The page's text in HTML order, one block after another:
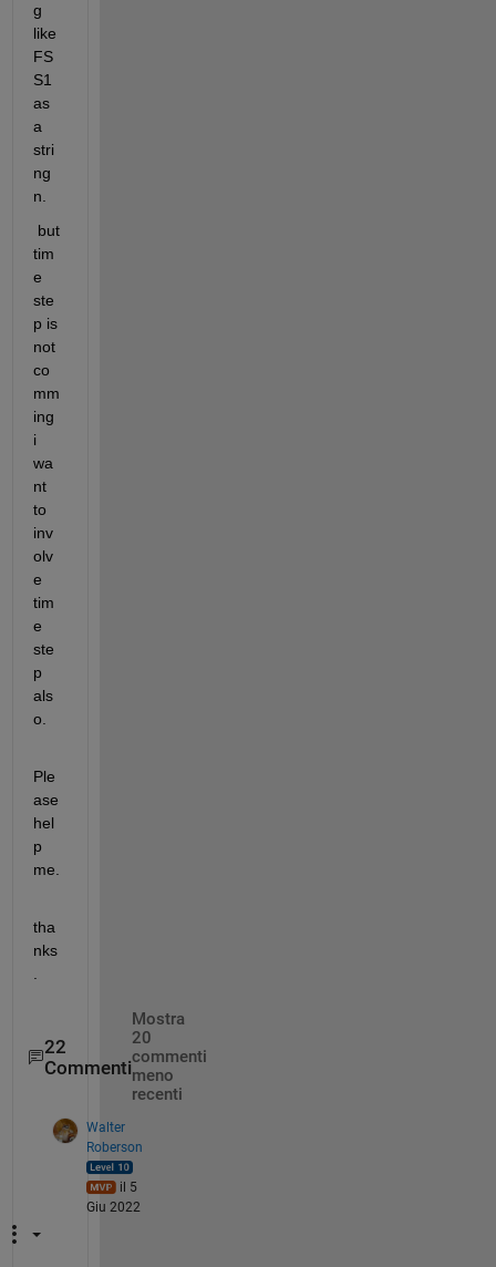
g
like
FS
S1
as
a
stri
ng
n.
but
tim
e
ste
p is
not
co
mm
ing
i
wa
nt
to
inv
olv
e
tim
e
ste
p
als
o.
Ple
ase
hel
p
me.
tha
nks
22
Commenti
Mostra
20
commenti
meno
recenti
Walter
Roberson
il 5
Giu 2022